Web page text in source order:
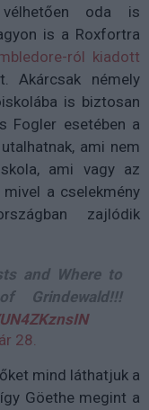
oda is
is a Roxfortra
ról kiadott
Akárcsak némely
is biztosan
Fogler esetében a
ami nem
ami vagy az
mivel a cselekmény
zajlódik
and Where to
Grindewald!!!
28.
mind láthatjuk a
Göethe megint a